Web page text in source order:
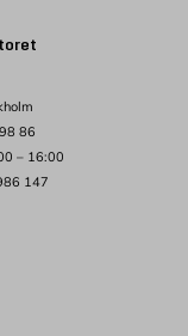
86
– 16:00
147